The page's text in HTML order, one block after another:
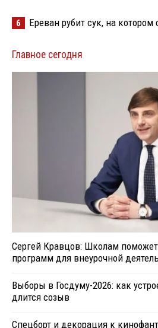
6 Ереван рубит сук, на котором
Главное сегодня
Сергей Кравцов: Школам поможет
программ для внеурочной
Выборы в Госдуму-2026: как
длится созыв
Спецборт и декорация к